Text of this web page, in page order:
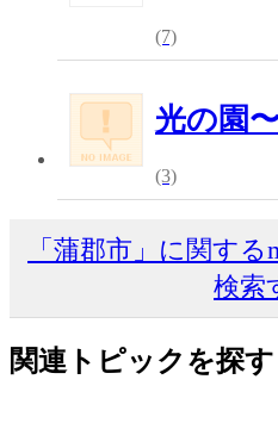
(7)
光の園
(3)
「蒲郡市」に関す
検索
関連トピックを探す